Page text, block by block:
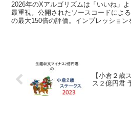
2026年のXアルゴリズムは「いいね」
最重視。公開されたソースコードによ
の最大150倍の評価。インプレッション
【小倉２歳
ス２億円君